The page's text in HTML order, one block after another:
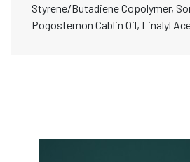
Styrene/Butadiene Copolymer,
Pogostemon Cablin Oil, Linalyl